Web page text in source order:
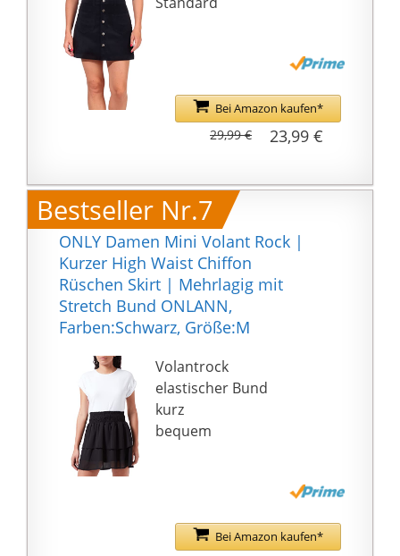
Größentabelle vor dem
Kauf deutlich.
Bei Amazon kaufen*
23,99 €
29,99 €
Bestseller Nr.7
ONLY Damen Mini Volant Rock |
Kurzer High Waist Chiffon
Rüschen Skirt | Mehrlagig mit
Stretch Bund ONLANN,
Farben:Schwarz, Größe:M
Volantrock
elastischer Bund
kurz
bequem
Bei Amazon kaufen*